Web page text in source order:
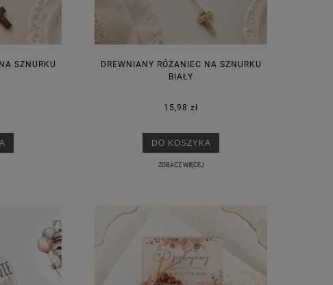
SZNURKU
DREWNIANY RÓŻANIEC NA SZNURKU
BIAŁY
15,98 zł
DO KOSZYKA
ZOBACZ WIĘCEJ